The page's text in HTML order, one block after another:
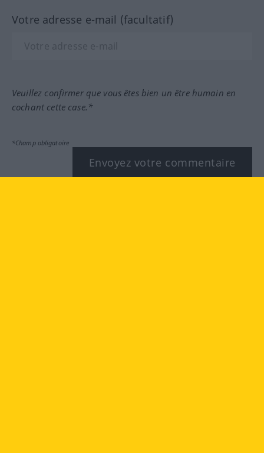
Votre adresse e-mail (facultatif)
Veuillez confirmer que vous êtes bien un être humain en
cochant cette case.*
*Champ obligatoire
Envoyez votre commentaire